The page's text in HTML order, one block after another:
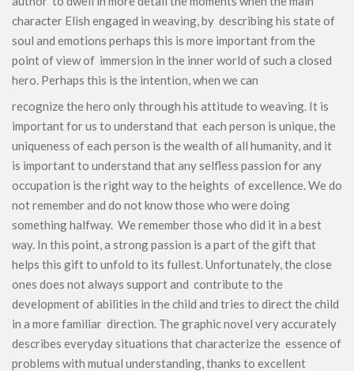
character Elish engaged in weaving, by describing his state of
soul and emotions perhaps this is more important from the
point of view of immersion in the inner world of such a closed
hero. Perhaps this is the intention, when we can
recognize the hero only through his attitude to weaving. It is
important for us to understand that each person is unique, the
uniqueness of each person is the wealth of all humanity, and it
is important to understand that any selfless passion for any
occupation is the right way to the heights of excellence. We do
not remember and do not know those who were doing
something halfway. We remember those who did it in a best
way. In this point, a strong passion is a part of the gift that
helps this gift to unfold to its fullest. Unfortunately, the close
ones does not always support and contribute to the
development of abilities in the child and tries to direct the child
in a more familiar direction. The graphic novel very accurately
describes everyday situations that characterize the essence of
problems with mutual understanding, thanks to excellent